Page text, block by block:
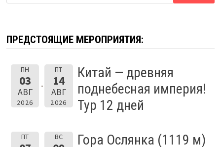
ПРЕДСТОЯЩИЕ МЕРОПРИЯТИЯ:
ПН
03
АВГ
2026
ПТ
14
АВГ
2026
Китай — древняя
поднебесная империя!
Тур 12 дней
ПТ ВС
Гора Ослянка (1119 м)